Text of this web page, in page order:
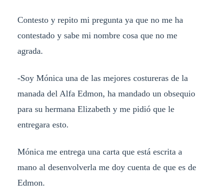
Contesto y repito mi pregunta ya que no me ha
contestado y sabe mi nombre cosa que no me
agrada.
-Soy Mónica una de las mejores costureras de la
manada del Alfa Edmon, ha mandado un obsequio
para su hermana Elizabeth y me pidió que le
entregara esto.
Mónica me entrega una carta que está escrita a
mano al desenvolverla me doy cuenta de que es de
Edmon.